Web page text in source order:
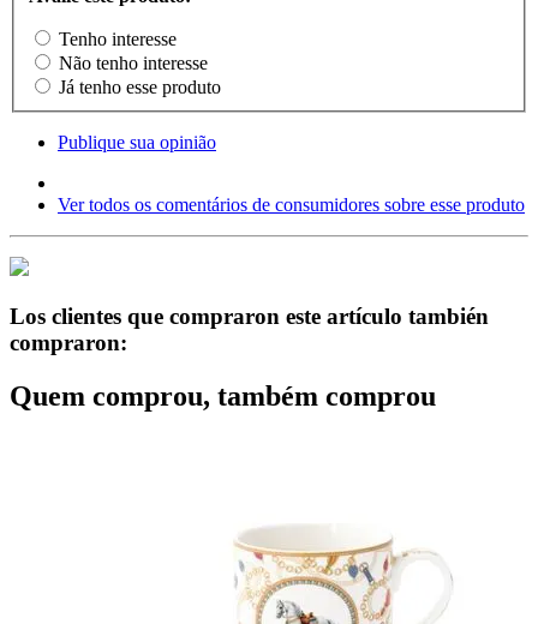
Tenho interesse
Não tenho interesse
Já tenho esse produto
Publique sua opinião
Ver todos os comentários de consumidores sobre esse produto
Los clientes que compraron este artículo también
compraron:
Quem comprou, também comprou